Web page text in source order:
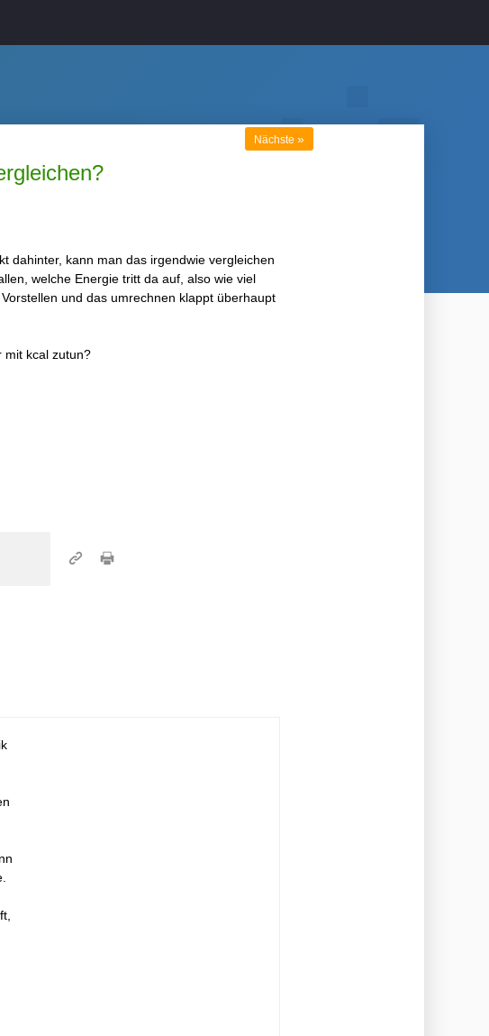
Nächste »
dahinter, kann man das irgendwie vergleichen
welche Energie tritt da auf, also wie viel
und das umrechnen klappt überhaupt
mit kcal zutun?